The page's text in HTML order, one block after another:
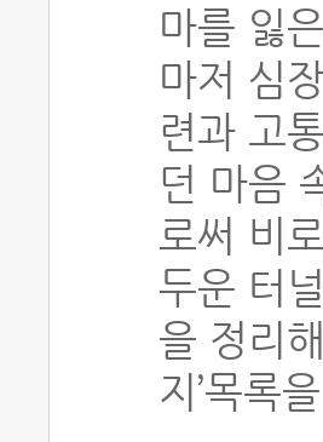
마를 잃
마저 심
련과 고
던 마음
로써 비
두운 터
을 정리
지’목록